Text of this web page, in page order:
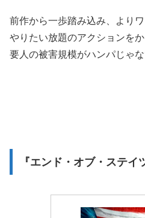
前作から一歩踏み込み、より
やりたい放題のアクションを
要人の被害規模がハンパじゃな
『エンド・オブ・ステイ